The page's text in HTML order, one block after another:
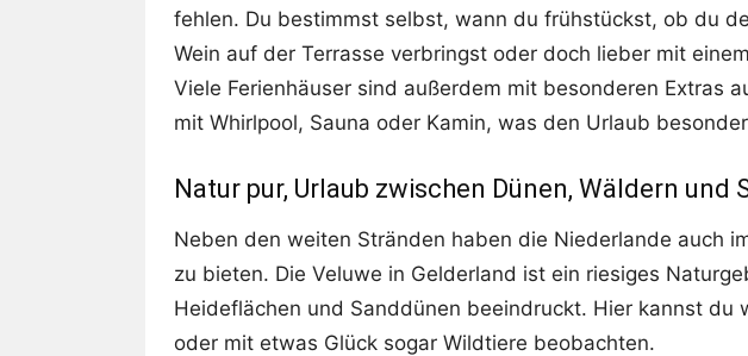
fehlen. Du bestimmst selbst, wann du frühstückst, ob du
Wein auf der Terrasse verbringst oder doch lieber mit
Viele Ferienhäuser sind außerdem mit besonderen Extras
mit Whirlpool, Sauna oder Kamin, was den Urlaub
Natur pur, Urlaub zwischen Dünen, Wäldern und
Neben den weiten Stränden haben die Niederlande auch
zu bieten. Die Veluwe in Gelderland ist ein riesiges
Heideflächen und Sanddünen beeindruckt. Hier kannst du
oder mit etwas Glück sogar Wildtiere beobachten.